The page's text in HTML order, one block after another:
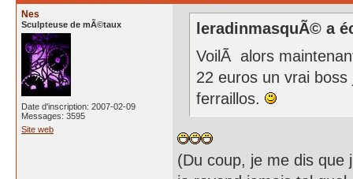
Nes
Sculpteuse de mÃ©taux
Date d'inscription: 2007-02-09
Messages: 3595
Site web
leradinmasquÃ© a
VoilÃ alors
22 euros un vrai
ferraillos.
(Du coup, je me dis que